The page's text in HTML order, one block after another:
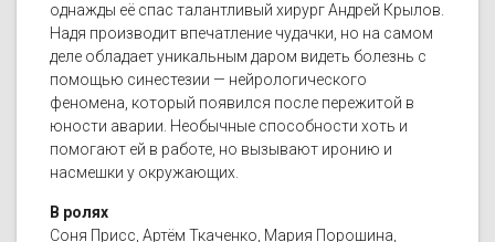
однажды её спас талантливый хирург Андрей Крылов.
Надя производит впечатление чудачки, но на самом
деле обладает уникальным даром видеть болезнь с
помощью синестезии — нейрологического
феномена, который появился после пережитой в
юности аварии. Необычные способности хоть и
помогают ей в работе, но вызывают иронию и
насмешки у окружающих.
В ролях
Соня Присс, Артём Ткаченко, Мария Порошина,